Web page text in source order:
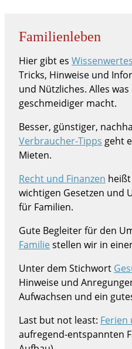
Familienleben
Hier gibt es Wissenwertes
Tricks, Hinweise und
und Nützliches. Alles
geschmeidiger macht.
Besser, günstiger,
Verbraucher-Tipps geht
Mieten.
Recht und Finanzen
wichtigen Gesetzen und
für Familien.
Gute Begleiter für den
Familiestellen wir in
Unter dem Stichwort
Hinweise und
Aufwachsen und ein
Last but not least: Ferien
aufregend-entspannten